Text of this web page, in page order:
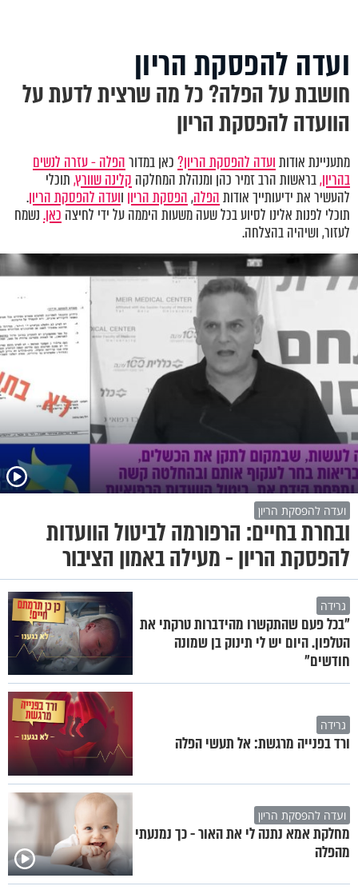
ועדה להפסקת הריון
חושבת על הפלה? כל מה שרצית לדעת על
הוועדה להפסקת הריון
מתעניינת אודותועדה להפסקת הריון?כאן במדורהפלה - עזרה לנשים
בהריון,בראשות הרב זמיר כהן ומנהלת המחלקה קלינה שוורץ,תוכלי
להעשיר את ידיעותייך אודותהפלה,הפסקת הריון וועדה להפסקת הריון.
תוכלי לפנות אלינו לסיוע בכל שעה משעות היממה על ידי לחיצה כאן.נשמח
לעזור, ושיהיה בהצלחה.
ועדה להפסקת הריון
ובחרת בחיים: הרפורמה לביטול הוועדות
להפסקת הריון - מעילה באמון הציבור
גרידה
״בכל פעם שהתקשרו מהידברות טרקתי את
הטלפון. היום יש לי תינוק בן שמונה
חודשים״
גרידה
ורד בפנייה מרגשת: אל תעשי הפלה
ועדה להפסקת הריון
מחלקת אמא נתנה לי את האור - כך נמנעתי
מהפלה